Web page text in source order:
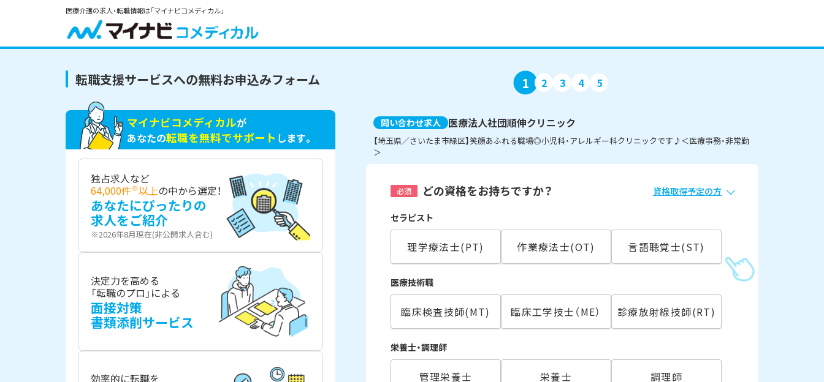
医療介護の求人・転職情報は「マイナビコメディカル」
転職支援サービスへの無料お申込みフォーム 1 2 3 4 5
問い合わせ求人 医療法人社団順伸クリニック
【埼玉県／さいたま市緑区】笑顔あふれる職場◎小児科・アレルギー科クリニックです♪＜医療事務・非常勤
＞
必須 どの資格をお持ちですか？ 資格取得予定の方
セラピスト
理学療法士(PT) 作業療法士(OT) 言語聴覚士(ST)
医療技術職
臨床検査技師(MT) 臨床工学技士（ME） 診療放射線技師(RT)
栄養士・調理師
管理栄養士 栄養士 調理師
マイナビコメディカルが
あなたの転職を無料でサポート します。
独占求人など
64,000件※以上の中から選定！
あなたにぴったりの
求人をご紹介
※2026年8月現在(非公開求人含む)
決定力を高める
「転職のプロ」による
面接対策
書類添削サービス
効率的に転職を